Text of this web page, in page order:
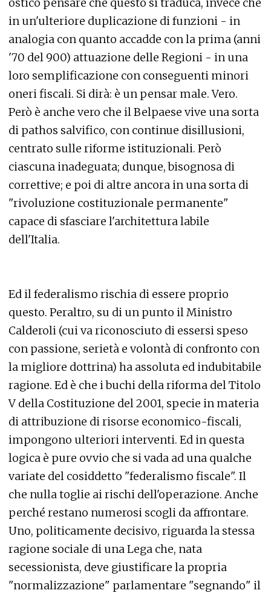
in un'ulteriore duplicazione di funzioni - in
analogia con quanto accadde con la prima (anni
'70 del 900) attuazione delle Regioni - in una
loro semplificazione con conseguenti minori
oneri fiscali. Si dirà: è un pensar male. Vero.
Però è anche vero che il Belpaese vive una sorta
di pathos salvifico, con continue disillusioni,
centrato sulle riforme istituzionali. Però
ciascuna inadeguata; dunque, bisognosa di
correttive; e poi di altre ancora in una sorta di
"rivoluzione costituzionale permanente"
capace di sfasciare l'architettura labile
dell'Italia.
Ed il federalismo rischia di essere proprio
questo. Peraltro, su di un punto il Ministro
Calderoli (cui va riconosciuto di essersi speso
con passione, serietà e volontà di confronto con
la migliore dottrina) ha assoluta ed indubitabile
ragione. Ed è che i buchi della riforma del Titolo
V della Costituzione del 2001, specie in materia
di attribuzione di risorse economico-fiscali,
impongono ulteriori interventi. Ed in questa
logica è pure ovvio che si vada ad una qualche
variate del cosiddetto "federalismo fiscale". Il
che nulla toglie ai rischi dell'operazione. Anche
perché restano numerosi scogli da affrontare.
Uno, politicamente decisivo, riguarda la stessa
ragione sociale di una Lega che, nata
secessionista, deve giustificare la propria
"normalizzazione" parlamentare "segnando" il